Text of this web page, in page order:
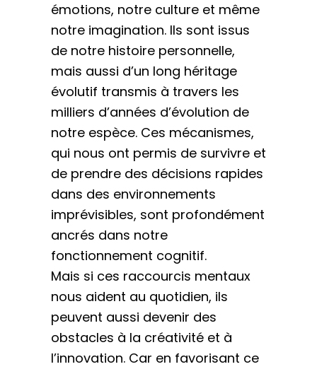
émotions, notre culture et même
notre imagination. Ils sont issus
de notre histoire personnelle,
mais aussi d’un long héritage
évolutif transmis à travers les
milliers d’années d’évolution de
notre espèce. Ces mécanismes,
qui nous ont permis de survivre et
de prendre des décisions rapides
dans des environnements
imprévisibles, sont profondément
ancrés dans notre
fonctionnement cognitif.
Mais si ces raccourcis mentaux
nous aident au quotidien, ils
peuvent aussi devenir des
obstacles à la créativité et à
l’innovation. Car en favorisant ce